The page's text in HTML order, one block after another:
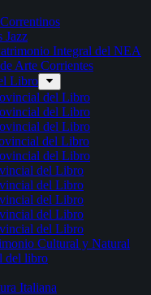
Jazz
Integral del NEA
Arte Corrientes
Libro
del Libro
del Libro
del Libro
del Libro
del Libro
del Libro
del Libro
del Libro
del Libro
del Libro
Cultural y Natural
del libro
Italiana